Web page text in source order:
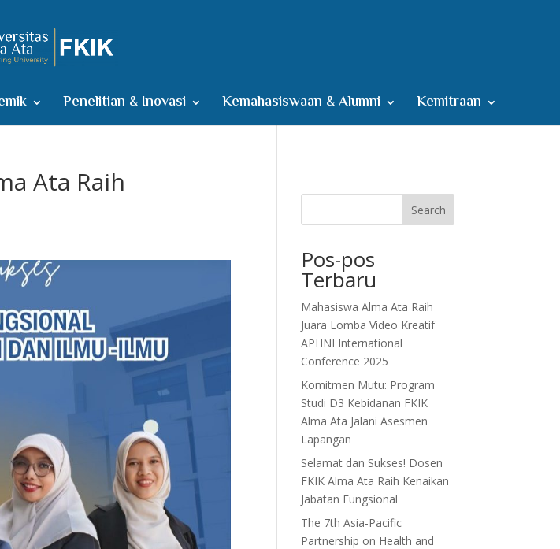
Penelitian & Inovasi Kemahasiswaan & Alumni Kemitraan
Ata Raih
Search
Pos-pos
Terbaru
Mahasiswa Alma Ata Raih
Juara Lomba Video Kreatif
APHNI International
Conference 2025
Komitmen Mutu: Program
Studi D3 Kebidanan FKIK
Alma Ata Jalani Asesmen
Lapangan
Selamat dan Sukses! Dosen
FKIK Alma Ata Raih Kenaikan
Jabatan Fungsional
The 7th Asia-Pacific
Partnership on Health and